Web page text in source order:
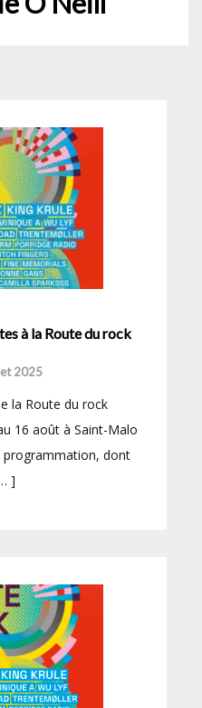
à la Route du rock
2025
la Route du rock
16 août à Saint-Malo
programmation, dont
]